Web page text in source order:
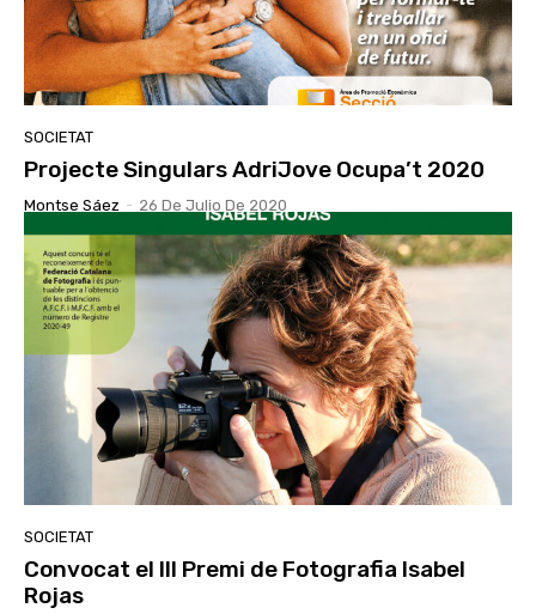
SOCIETAT
Projecte Singulars AdriJove Ocupa’t 2020
Montse Sáez - 26 De Julio De 2020
SOCIETAT
Convocat el III Premi de Fotografia Isabel
Rojas